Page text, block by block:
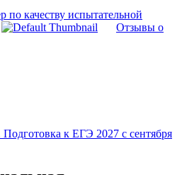
по качеству испытательной
Отзывы о
к ЕГЭ 2027 с сентября